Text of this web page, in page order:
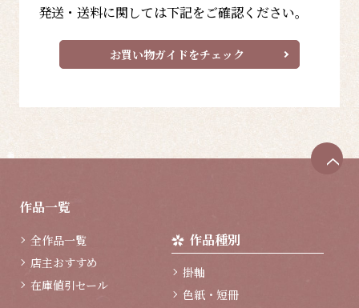
発送・送料に関しては下記をご確認ください。
お買い物ガイドをチェック
作品一覧
全作品一覧
店主おすすめ
在庫値引セール
作品種別
掛軸
色紙・短冊
ペ